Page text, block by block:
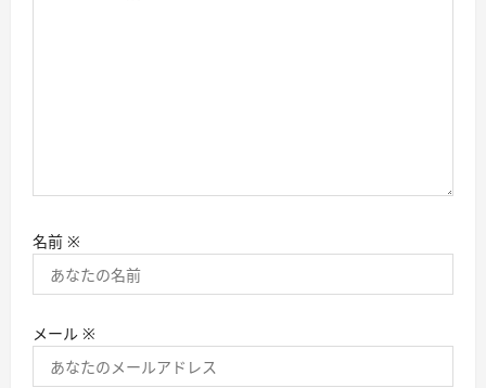
名前 ※
メール ※